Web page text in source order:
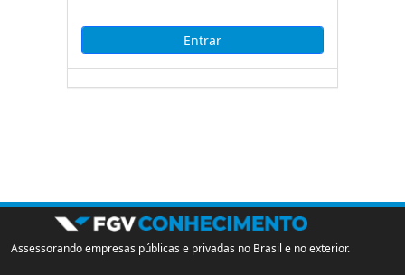
Assessorando empresas públicas e privadas no Brasil e no exterior.